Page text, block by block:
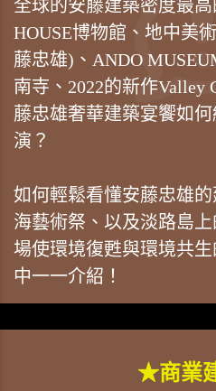
全球的安藤建築密度最高
HOUSE博物館、地中美
藤忠雄)、ANDO
南寺、2022的新作
藤忠雄奢華建築宴饗如
演？
如何輕鬆看懂安藤忠雄
海藝術祭、以及淡路島
場使環境復甦與環境共
中一一介紹！
★商業